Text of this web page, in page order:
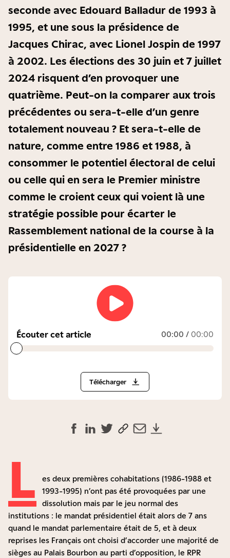
seconde avec Edouard Balladur de 1993 à
1995, et une sous la présidence de
Jacques Chirac, avec Lionel Jospin de 1997
à 2002. Les élections des 30 juin et 7 juillet
2024 risquent d’en provoquer une
quatrième. Peut-on la comparer aux trois
précédentes ou sera-t-elle d’un genre
totalement nouveau ? Et sera-t-elle de
nature, comme entre 1986 et 1988, à
consommer le potentiel électoral de celui
ou celle qui en sera le Premier ministre
comme le croient ceux qui voient là une
stratégie possible pour écarter le
Rassemblement national de la course à la
présidentielle en 2027 ?
Écouter cet article 00:00 / 00:00
Télécharger
L
es deux premières cohabitations (1986-1988 et
1993-1995) n’ont pas été provoquées par une
dissolution mais par le jeu normal des
institutions : le mandat présidentiel était alors de 7 ans
quand le mandat parlementaire était de 5, et à deux
reprises les Français ont choisi d’accorder une majorité de
sièges au Palais Bourbon au parti d’opposition, le RPR